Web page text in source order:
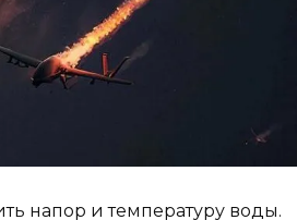
напор и температуру воды.